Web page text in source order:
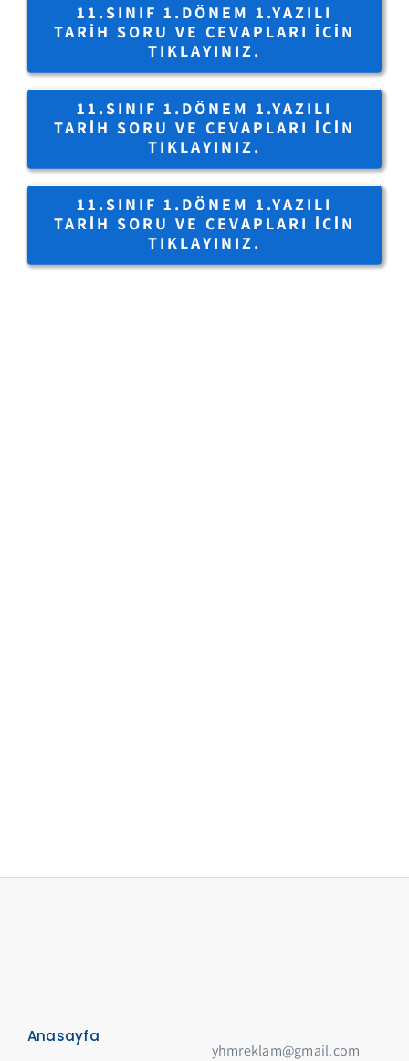
11.SINIF 1.DÖNEM 1.YAZILI
TARIH SORU VE CEVAPLARI IÇIN
TIKLAYINIZ.
11.SINIF 1.DÖNEM 1.YAZILI
TARIH SORU VE CEVAPLARI IÇIN
TIKLAYINIZ.
11.SINIF 1.DÖNEM 1.YAZILI
TARIH SORU VE CEVAPLARI IÇIN
TIKLAYINIZ.
Anasayfa
yhmreklam@gmail.com